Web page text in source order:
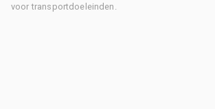
voor transportdoeleinden.